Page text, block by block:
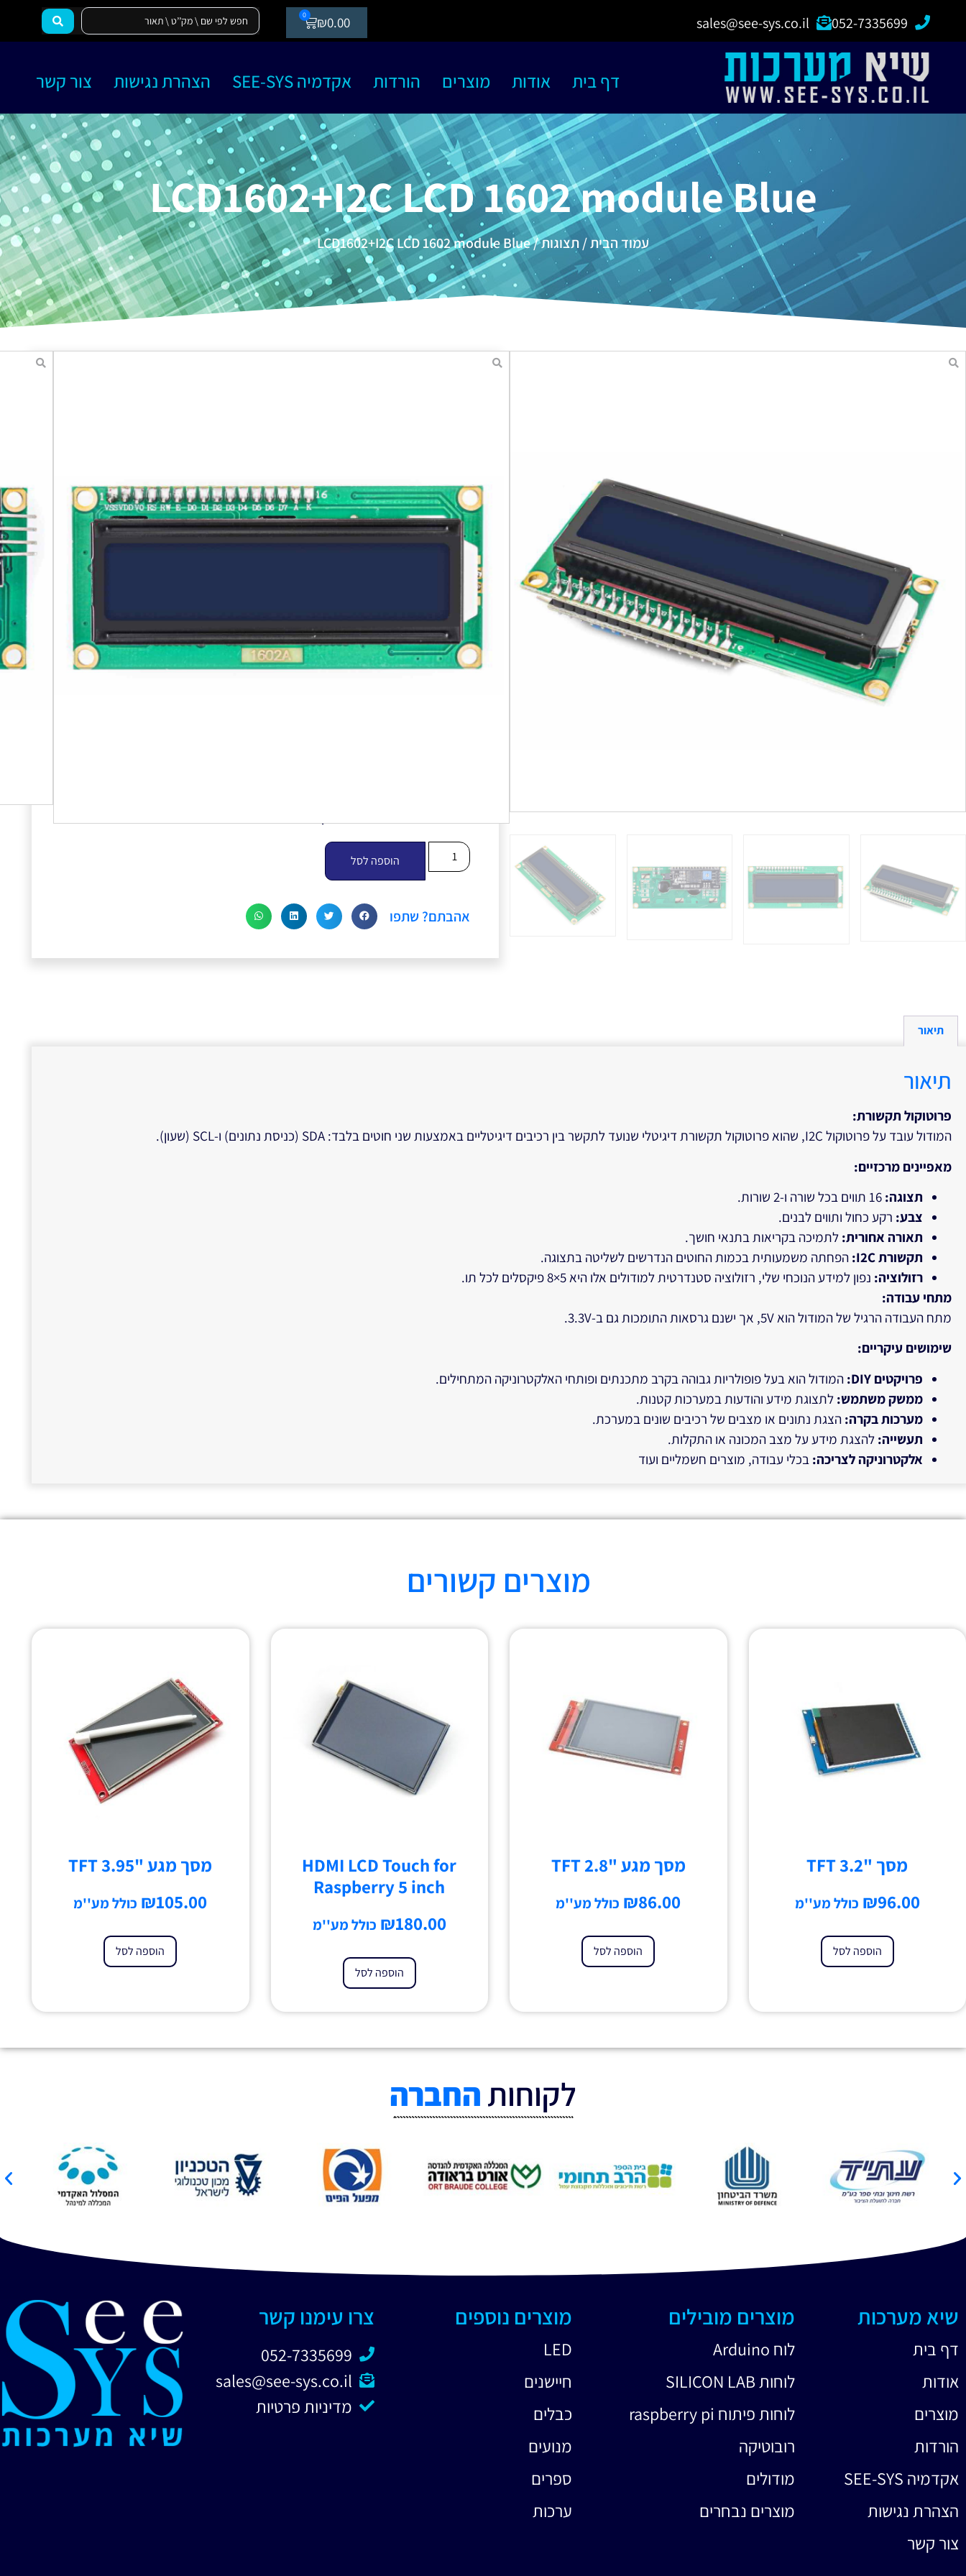
052-7335699
sales@see-sys.co.il
₪0.00
0
דף בית אודות מוצרים הורדות אקדמיה SEE-SYS הצהרת נגישות צור קשר
LCD1602+I2C LCD 1602 module Blue
עמוד הבית/תצוגות/ LCD1602+I2C LCD 1602 module Blue
מודול LCD 1602+I2C הוא מודול תצוגה דיגיטלית מתקדמת שמשלב את מסך
התצוגה LCD 1602 עם ממשק I2C . המודול מספק תצוגה בצבע כחול ומציע
חיבור פשוט ונוח למיקרו-בקרים ולמערכות תקשורת.
התצוגה הדיגיטלית LCD 1602 מציעה 16 תווים על 2 שורות, מה שמאפשר
מראה מודרני ומרשים למודול.
התקשורת עם המודול מתבצעת באמצעות רכיב PCD8574 העובד פרוטוקול
הוספה לסל
אהבתם? שתפו
תיאור
תיאור
פרוטוקול תקשורת:
המודול עובד על פרוטוקול I2C, שהוא פרוטוקול תקשורת דיגיטלי שנועד לתקשר בין רכיבים דיגיטליים באמצעות שני חוטים בלבד: SDA (כניסת נתונים) ו-SCL (שעון).
מאפיינים מרכזיים:
תצוגה:
צבע: רקע כחול ותווים לבנים.
תאורה אחורית: לתמיכה בקריאות בתנאי חושך.
תקשורת
הפחתה משמעותית בכמות החוטים הנדרשים לשליטה בתצוגה.
רזולוציה: נפון למידע הנוכחי שלי, רזולוציה סטנדרטית למודולים אלו היא 5×8 פיקסלים לכל תו.
מתחי עבודה:
מתח העבודה הרגיל של המודול הוא 5V, אך ישנם גרסאות התומכות גם ב-3.3V.
שימושים עיקריים:
פרויקטים
המודול הוא בעל פופולריות גבוהה בקרב מתכנתים ופותחי האלקטרוניקה המתחילים.
ממשק משתמש: לתצוגת מידע והודעות במערכות קטנות.
מערכות בקרה: הצגת נתונים או מצבים של רכיבים שונים במערכת.
תעשייה: להצגת מידע על מצב המכונה או התקלות.
אלקטרוניקה לצריכה: בכלי עבודה, מוצרים חשמליים ועוד
מוצרים קשורים
מסך "TFT 3.2
₪96.00 כולל מע''מ
הוספה לסל
מסך מגע "TFT 2.8
₪86.00 כולל מע''מ
הוספה לסל
HDMI LCD Touch for
Raspberry 5 inch
₪180.00 כולל מע''מ
הוספה לסל
מסך מגע "TFT 3.95
₪105.00 כולל מע''מ
הוספה לסל
לקוחותהחברה
שיא מערכות
דף בית
אודות
מוצרים
הורדות
אקדמיה SEE-SYS
הצהרת נגישות
צור קשר
מוצרים מובילים
לוח Arduino
לוחות SILICON LAB
לוחות פיתוח raspberry pi
רובוטיקה
מודולים
מוצרים נבחרים
מוצרים נוספים
LED
חיישנים
כבלים
מנועים
ספרים
ערכות
צרו עימנו קשר
052-7335699
sales@see-sys.co.il
מדיניות פרטיות